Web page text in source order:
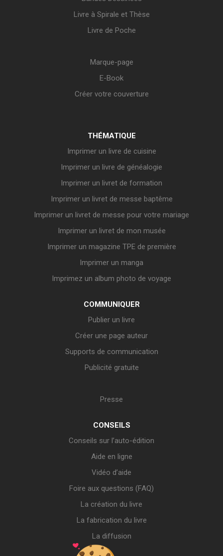
Livre à Spirale et Thèse
Livre de Poche
Marque-page
E-Book
Créer votre couverture
THÉMATIQUE
Imprimer un livre de cuisine
Imprimer un livre de généalogie
Imprimer un livret de formation
Imprimer un livret de messe baptême
Imprimer un livret de messe pour votre mariage
Imprimer un livret de mon musée
Imprimer un magazine TPE de première
Imprimer un manga
Imprimez un album photo de voyage
COMMUNIQUER
Publier un livre
Créer une page auteur
Supports de communication
Publicité gratuite
Presse
CONSEILS
Conseils sur l’auto-édition
Aide en ligne
Vidéo d’aide
Foire aux questions (FAQ)
La création du livre
La fabrication du livre
La diffusion